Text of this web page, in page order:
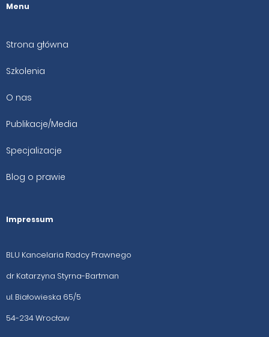
Menu
Strona główna
Szkolenia
O nas
Publikacje/Media
Specjalizacje
Blog o prawie
Impressum
BLU Kancelaria Radcy Prawnego
dr Katarzyna Styrna-Bartman
ul. Białowieska 65/5
54-234 Wrocław